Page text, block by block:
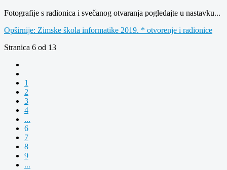
Fotografije s radionica i svečanog otvaranja pogledajte u nastavku...
Opširnije: Zimske škola informatike 2019. * otvorenje i radionice
Stranica 6 od 13
1
2
3
4
...
6
7
8
9
...